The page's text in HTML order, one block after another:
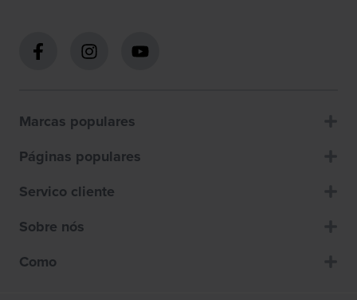
Marcas populares
Páginas populares
Servico cliente
Sobre nós
Como